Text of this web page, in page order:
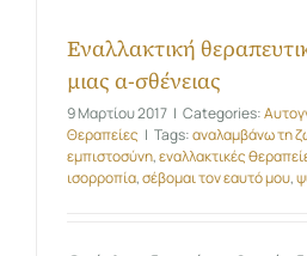
Εναλλακτική
μιας α-σθένειας
9 Μαρτίου 2017 | Categories:
Θεραπείες | Tags:αναλαμβάνω τη
εμπιστοσύνη,εναλλακτικές
ισορροπία,σέβομαι τον εαυτό μου,